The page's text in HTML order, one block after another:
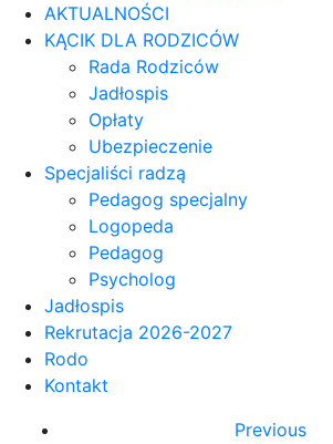
AKTUALNOŚCI
KĄCIK DLA RODZICÓW
Rada Rodziców
Jadłospis
Opłaty
Ubezpieczenie
Specjaliści radzą
Pedagog specjalny
Logopeda
Pedagog
Psycholog
Jadłospis
Rekrutacja 2026-2027
Rodo
Kontakt
Previous